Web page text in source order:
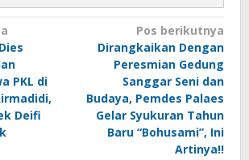
PKL di
Deifi
Pos berikutnya
Dirangkaikan Dengan
Peresmian Gedung
Sanggar Seni dan
Budaya, Pemdes Palaes
Gelar Syukuran Tahun
Baru “Bohusami”, Ini
Artinya!!